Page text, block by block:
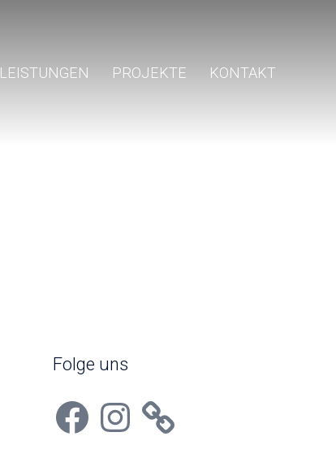
LEISTUNGEN PROJEKTE KONTAKT
Folge uns
FacebookInstagram